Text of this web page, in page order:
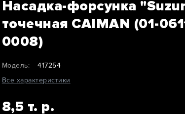
Насадка-форсунка
точечная CAIMAN (01-
0008)
Модель:
417254
Все характеристики
8,5 т. р.